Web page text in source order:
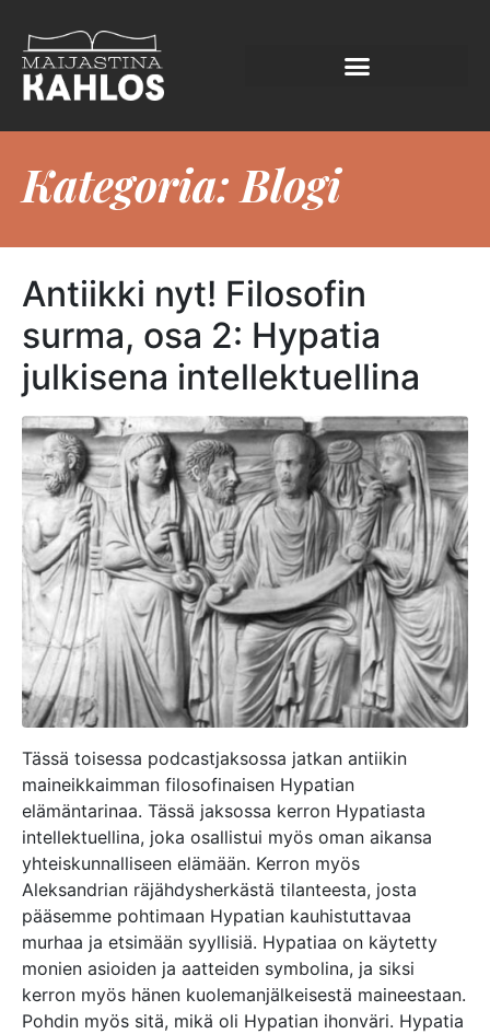
Kategoria: Blogi
Antiikki nyt! Filosofin
surma, osa 2: Hypatia
julkisena intellektuellina
Tässä toisessa podcastjaksossa jatkan antiikin
maineikkaimman filosofinaisen Hypatian
elämäntarinaa. Tässä jaksossa kerron Hypatiasta
intellektuellina, joka osallistui myös oman aikansa
yhteiskunnalliseen elämään. Kerron myös
Aleksandrian räjähdysherkästä tilanteesta, josta
pääsemme pohtimaan Hypatian kauhistuttavaa
murhaa ja etsimään syyllisiä. Hypatiaa on käytetty
monien asioiden ja aatteiden symbolina, ja siksi
kerron myös hänen kuolemanjälkeisestä maineestaan.
Pohdin myös sitä, mikä oli Hypatian ihonväri. Hypatia